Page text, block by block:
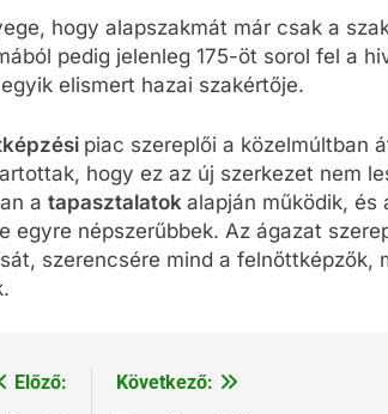
hogy alapszakmát már csak a
pedig jelenleg 175-öt sorol fel a
egyik elismert hazai szakértője.
piac szereplői a közelmúltban
hogy ez az új szerkezet nem
a tapasztalatok alapján működik, és
egyre népszerűbbek. Az ágazat
szerencsére mind a felnőttképzők,
Előző:
Következő: